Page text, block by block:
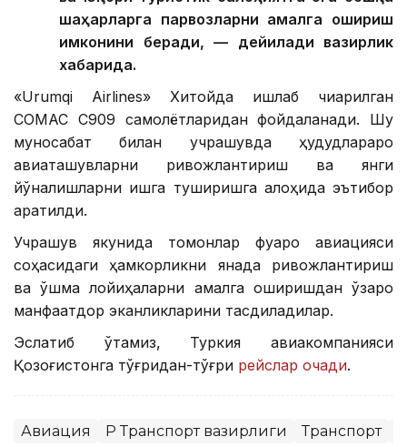
шаҳарларга парвозларни амалга ошириш
имконини беради, — дейилади вазирлик
хабарида.
«Urumqi Airlines» Хитойда ишлаб чиқарилган
COMAC C909 самолётларидан фойдаланади. Шу
муносабат билан учрашувда ҳудудлараро
авиаташувларни ривожлантириш ва янги
йўналишларни ишга туширишга алоҳида эътибор
қаратилди.
Учрашув якунида томонлар фуқаро авиацияси
соҳасидаги ҳамкорликни янада ривожлантириш
ва қўшма лойиҳаларни амалга оширишдан ўзаро
манфаатдор эканликларини тасдиқладилар.
Эслатиб ўтамиз, Туркия авиакомпанияси
Қозоғистонга тўғридан-тўғри рейслар очади.
Авиация ҚР Транспорт вазирлиги Транспорт